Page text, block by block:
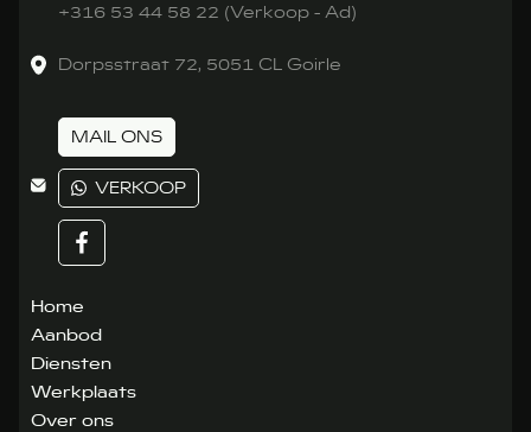
+316 53 44 58 22 (Verkoop - Ad)
Dorpsstraat 72, 5051 CL Goirle
MAIL ONS
VERKOOP
Home
Aanbod
Diensten
Werkplaats
Over ons